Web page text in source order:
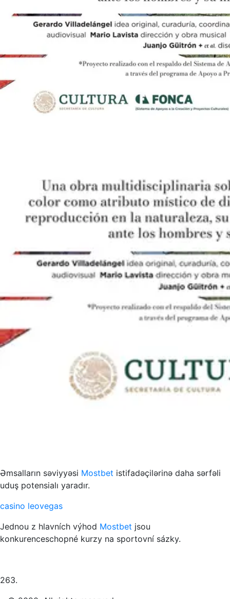
Əmsalların səviyyəsi Mostbet istifadəçilərinə daha sərfəli
uduş potensialı yaradır.
casino leovegas
Jednou z hlavních výhod Mostbet jsou
konkurenceschopné kurzy na sportovní sázky.
263.